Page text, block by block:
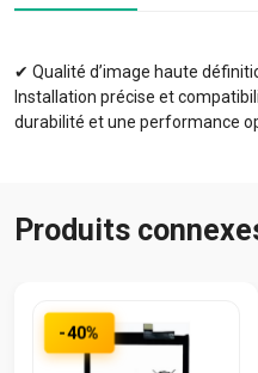
✔ Qualité d’image haute
Installation précise et
durabilité et une performance
Produits
-40%